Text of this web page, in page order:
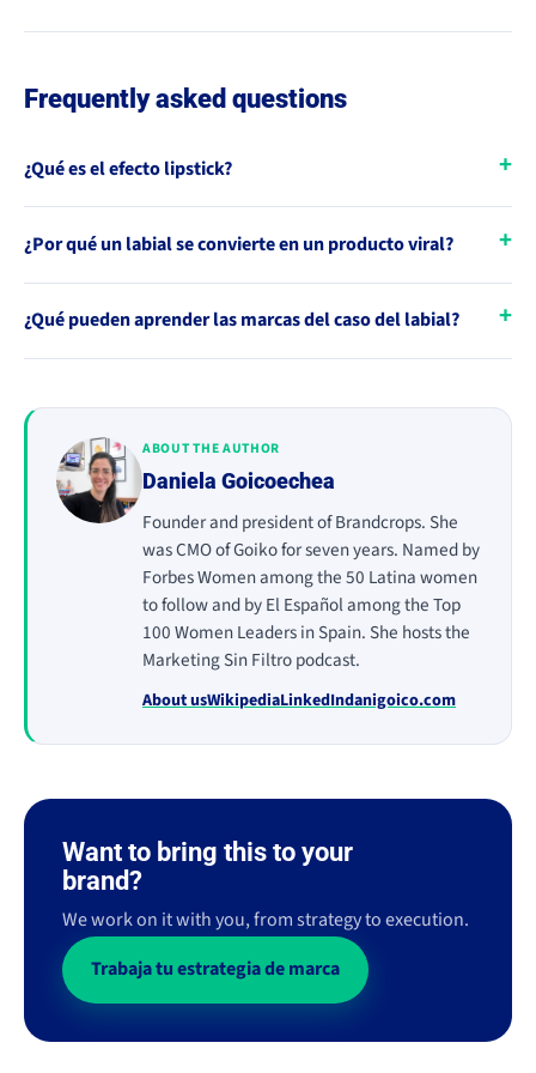
Frequently asked questions
¿Qué es el efecto lipstick?
¿Por qué un labial se convierte en un producto viral?
¿Qué pueden aprender las marcas del caso del labial?
ABOUT THE AUTHOR
Daniela Goicoechea
Founder and president of Brandcrops. She
was CMO of Goiko for seven years. Named by
Forbes Women among the 50 Latina women
to follow and by El Español among the Top
100 Women Leaders in Spain. She hosts the
Marketing Sin Filtro podcast.
About usWikipediaLinkedIndanigoico.com
Want to bring this to your
brand?
We work on it with you, from strategy to execution.
Trabaja tu estrategia de marca